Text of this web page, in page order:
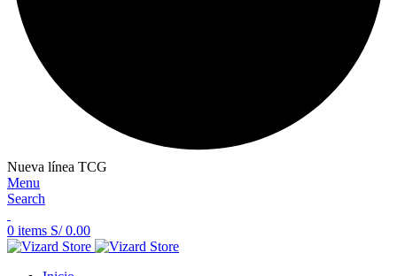
Nueva línea TCG
Menu
Search
0 items S/0.00